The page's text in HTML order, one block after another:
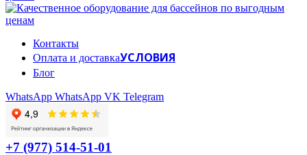
Контакты
Оплата и доставкаУСЛОВИЯ
Блог
WhatsApp WhatsApp VK Telegram
+7 (977) 514-51-01